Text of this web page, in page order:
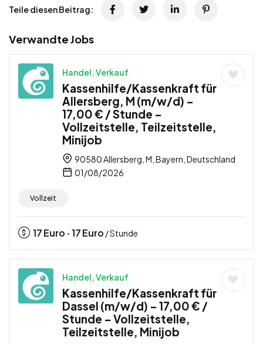
Teile diesen Beitrag:
Verwandte Jobs
Handel, Verkauf
Kassenhilfe/Kassenkraft für
Allersberg, M (m/w/d) –
17,00 € / Stunde –
Vollzeitstelle, Teilzeitstelle,
Minijob
90580 Allersberg, M, Bayern, Deutschland
01/08/2026
Vollzeit
17Euro -17Euro / Stunde
Handel, Verkauf
Kassenhilfe/Kassenkraft für
Dassel (m/w/d) – 17,00 € /
Stunde – Vollzeitstelle,
Teilzeitstelle, Minijob